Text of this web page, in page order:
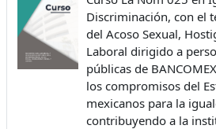
Discriminación, con el
del Acoso Sexual,
Laboral dirigido a
públicas de
los compromisos del
mexicanos para la
contribuyendo a la